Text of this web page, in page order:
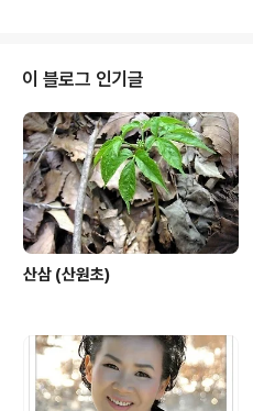
이 블로그 인기글
산삼 (산원초)